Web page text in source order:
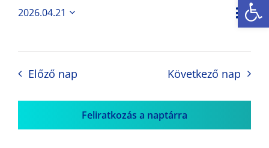
Nap
2026.04.21
Előző nap Következő nap
Feliratkozás a naptárra